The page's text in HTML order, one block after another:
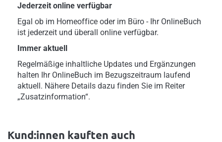
Jederzeit online verfügbar
Egal ob im Homeoffice oder im Büro - Ihr OnlineBuch
ist jederzeit und überall online verfügbar.
Immer aktuell
Regelmäßige inhaltliche Updates und Ergänzungen
halten Ihr OnlineBuch im Bezugszeitraum laufend
aktuell. Nähere Details dazu finden Sie im Reiter
„Zusatzinformation“.
Kund:innen kauften auch